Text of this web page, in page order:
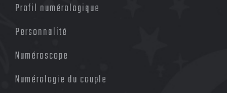
Profil numérologique
Personnalité
Numéroscope
Numérologie du couple